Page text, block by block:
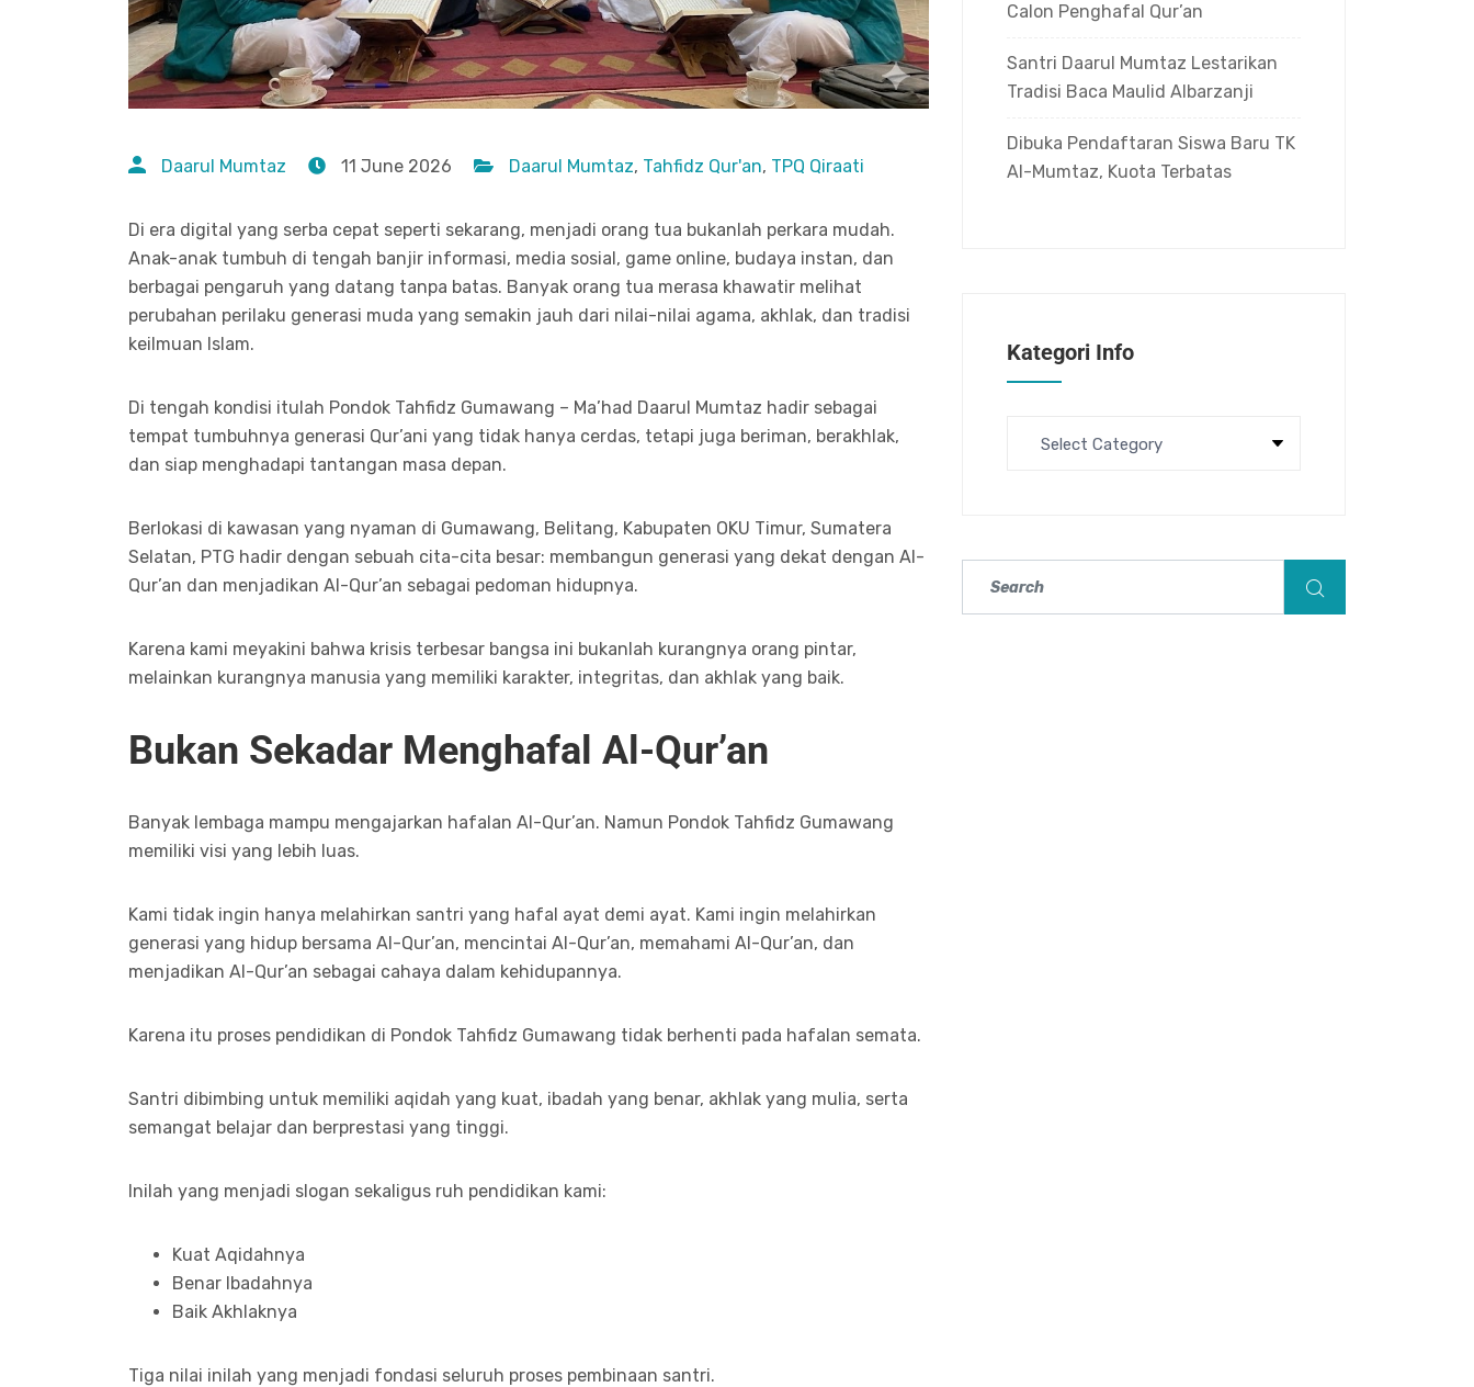
Daarul Mumtaz 11 June 2026 Daarul Mumtaz, Tahfidz Qur'an, TPQ Qiraati
Di era digital yang serba cepat seperti sekarang, menjadi orang tua bukanlah perkara mudah.
Anak-anak tumbuh di tengah banjir informasi, media sosial, game online, budaya instan, dan
berbagai pengaruh yang datang tanpa batas. Banyak orang tua merasa khawatir melihat
perubahan perilaku generasi muda yang semakin jauh dari nilai-nilai agama, akhlak, dan tradisi
keilmuan Islam.
Di tengah kondisi itulah Pondok Tahfidz Gumawang – Ma’had Daarul Mumtaz hadir sebagai
tempat tumbuhnya generasi Qur’ani yang tidak hanya cerdas, tetapi juga beriman, berakhlak,
dan siap menghadapi tantangan masa depan.
Berlokasi di kawasan yang nyaman di Gumawang, Belitang, Kabupaten OKU Timur, Sumatera
Selatan, PTG hadir dengan sebuah cita-cita besar: membangun generasi yang dekat dengan Al-
Qur’an dan menjadikan Al-Qur’an sebagai pedoman hidupnya.
Karena kami meyakini bahwa krisis terbesar bangsa ini bukanlah kurangnya orang pintar,
melainkan kurangnya manusia yang memiliki karakter, integritas, dan akhlak yang baik.
Bukan Sekadar Menghafal Al-Qur’an
Banyak lembaga mampu mengajarkan hafalan Al-Qur’an. Namun Pondok Tahfidz Gumawang
memiliki visi yang lebih luas.
Kami tidak ingin hanya melahirkan santri yang hafal ayat demi ayat. Kami ingin melahirkan
generasi yang hidup bersama Al-Qur’an, mencintai Al-Qur’an, memahami Al-Qur’an, dan
menjadikan Al-Qur’an sebagai cahaya dalam kehidupannya.
Karena itu proses pendidikan di Pondok Tahfidz Gumawang tidak berhenti pada hafalan semata.
Santri dibimbing untuk memiliki aqidah yang kuat, ibadah yang benar, akhlak yang mulia, serta
semangat belajar dan berprestasi yang tinggi.
Inilah yang menjadi slogan sekaligus ruh pendidikan kami:
Kuat Aqidahnya
Benar Ibadahnya
Baik Akhlaknya
Tiga nilai inilah yang menjadi fondasi seluruh proses pembinaan santri.
Calon Penghafal Qur’an
Santri Daarul Mumtaz Lestarikan
Tradisi Baca Maulid Albarzanji
Dibuka Pendaftaran Siswa Baru TK
Al-Mumtaz, Kuota Terbatas
Kategori Info